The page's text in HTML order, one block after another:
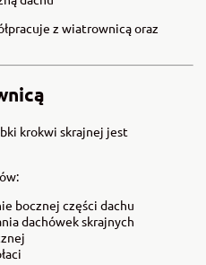
z wiatrownicą oraz
krokwi skrajnej jest
bocznej części dachu
dachówek skrajnych